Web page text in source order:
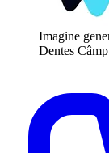
Imagine
Dentes